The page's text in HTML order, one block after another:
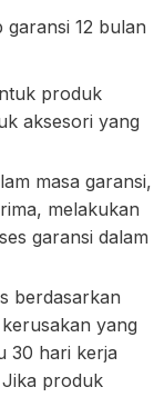
12 bulan
produk
aksesori yang
masa garansi,
melakukan
garansi dalam
berdasarkan
yang
30 hari kerja
Jika produk